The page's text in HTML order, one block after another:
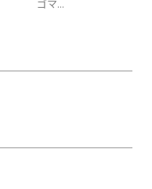
ゴマ...